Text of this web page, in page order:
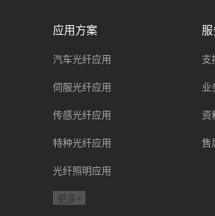
应用方案
汽车光纤应用
伺服光纤应用
传感光纤应用
特种光纤应用
光纤照明应用
更多+
支
业
资
售